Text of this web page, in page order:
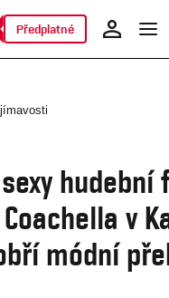
Předplatné
hudební
v
módní